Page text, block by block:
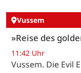
Vussem
»Reise des
11:42 Uhr
Vussem. Die Evil